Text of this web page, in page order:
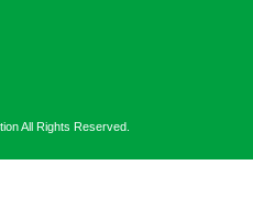
All Rights Reserved.